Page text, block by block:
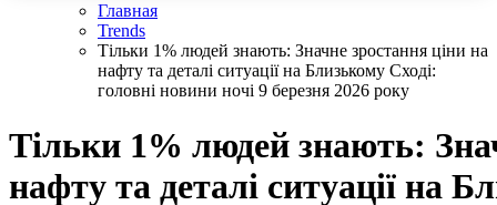
Главная
Trends
Тільки 1% людей знають: Значне зростання ціни на
нафту та деталі ситуації на Близькому Сході:
головні новини ночі 9 березня 2026 року
Тільки 1% людей знають:
нафту та деталі ситуації на